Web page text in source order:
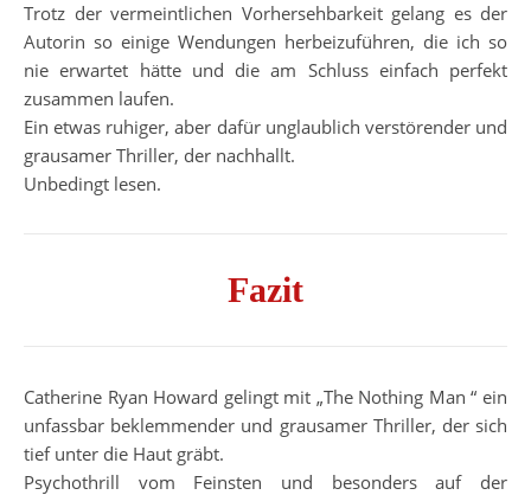
Trotz der vermeintlichen Vorhersehbarkeit gelang es der
Autorin so einige Wendungen herbeizuführen, die ich so
nie erwartet hätte und die am Schluss einfach perfekt
zusammen laufen.
Ein etwas ruhiger, aber dafür unglaublich verstörender und
grausamer Thriller, der nachhallt.
Unbedingt lesen.
Fazit
Catherine Ryan Howard gelingt mit „The Nothing Man “ ein
unfassbar beklemmender und grausamer Thriller, der sich
tief unter die Haut gräbt.
Psychothrill vom Feinsten und besonders auf der